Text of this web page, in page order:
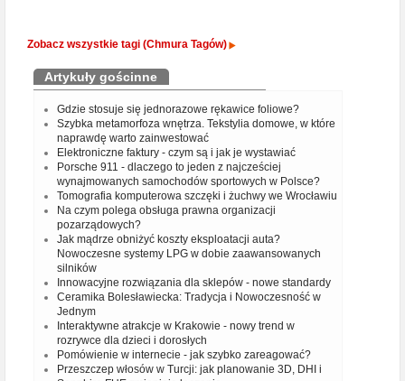
Zobacz wszystkie tagi (Chmura Tagów)
Artykuły gościnne
Gdzie stosuje się jednorazowe rękawice foliowe?
Szybka metamorfoza wnętrza. Tekstylia domowe, w które
naprawdę warto zainwestować
Elektroniczne faktury - czym są i jak je wystawiać
Porsche 911 - dlaczego to jeden z najcześciej
wynajmowanych samochodów sportowych w Polsce?
Tomografia komputerowa szczęki i żuchwy we Wrocławiu
Na czym polega obsługa prawna organizacji
pozarządowych?
Jak mądrze obniżyć koszty eksploatacji auta?
Nowoczesne systemy LPG w dobie zaawansowanych
silników
Innowacyjne rozwiązania dla sklepów - nowe standardy
Ceramika Bolesławiecka: Tradycja i Nowoczesność w
Jednym
Interaktywne atrakcje w Krakowie - nowy trend w
rozrywce dla dzieci i dorosłych
Pomówienie w internecie - jak szybko zareagować?
Przeszczep włosów w Turcji: jak planowanie 3D, DHI i